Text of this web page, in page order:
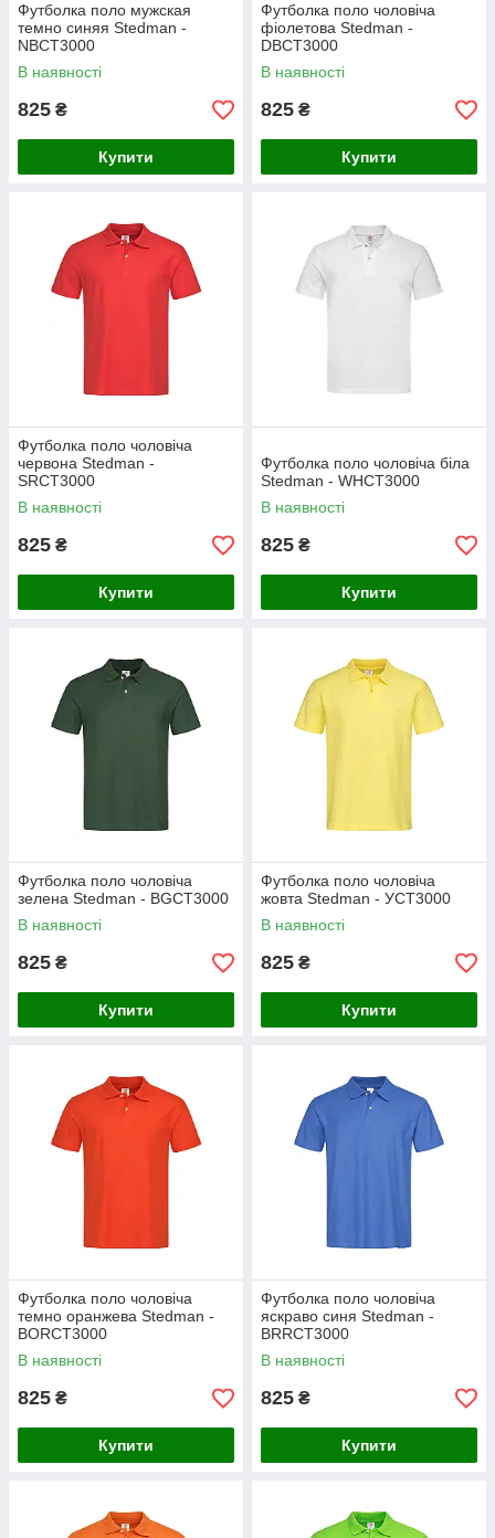
Футболка поло мужская
темно синяя Stedman -
NBСТ3000
В наявності
825 ₴
Купити
Футболка поло чоловіча
фіолетова Stedman -
DBCT3000
В наявності
825 ₴
Купити
Футболка поло чоловіча
червона Stedman -
SRСТ3000
В наявності
825 ₴
Купити
Футболка поло чоловіча біла
Stedman - WHCT3000
В наявності
825 ₴
Купити
Футболка поло чоловіча
зелена Stedman - BGСТ3000
В наявності
825 ₴
Купити
Футболка поло чоловіча
жовта Stedman - УСТ3000
В наявності
825 ₴
Купити
Футболка поло чоловіча
темно оранжева Stedman -
BORСТ3000
В наявності
825 ₴
Купити
Футболка поло чоловіча
яскраво синя Stedman -
BRRCT3000
В наявності
825 ₴
Купити